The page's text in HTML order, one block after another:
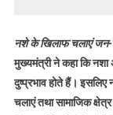
नशे के खिलाफ चलाएं जन-
मुख्यमंत्री ने कहा कि नशा
दुष्प्रभाव होते हैं।
चलाएं तथा सामाजिक